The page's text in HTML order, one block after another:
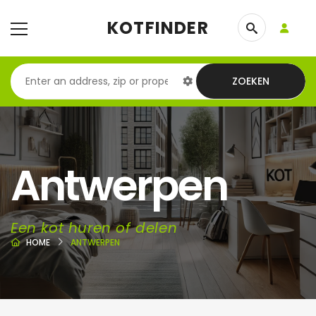
KOTFINDER
ZOEKEN
Antwerpen
Een kot huren of delen
HOME ANTWERPEN